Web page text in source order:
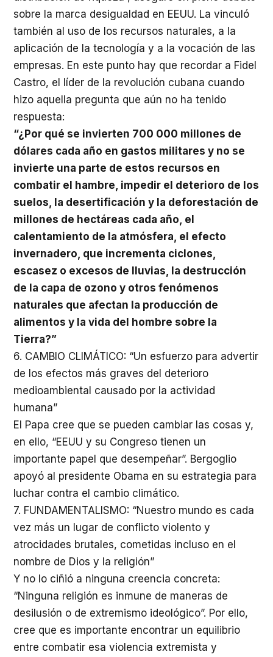
sobre la marca desigualdad en EEUU. La vinculó
también al uso de los recursos naturales, a la
aplicación de la tecnología y a la vocación de las
empresas. En este punto hay que recordar a Fidel
Castro, el líder de la revolución cubana cuando
hizo aquella pregunta que aún no ha tenido
respuesta:
“¿Por qué se invierten 700 000 millones de
dólares cada año en gastos militares y no se
invierte una parte de estos recursos en
combatir el hambre, impedir el deterioro de los
suelos, la desertificación y la deforestación de
millones de hectáreas cada año, el
calentamiento de la atmósfera, el efecto
invernadero, que incrementa ciclones,
escasez o excesos de lluvias, la destrucción
de la capa de ozono y otros fenómenos
naturales que afectan la producción de
alimentos y la vida del hombre sobre la
Tierra?”
6. CAMBIO CLIMÁTICO: “Un esfuerzo para advertir
de los efectos más graves del deterioro
medioambiental causado por la actividad
humana”
El Papa cree que se pueden cambiar las cosas y,
en ello, “EEUU y su Congreso tienen un
importante papel que desempeñar”. Bergoglio
apoyó al presidente Obama en su estrategia para
luchar contra el cambio climático.
7. FUNDAMENTALISMO: “Nuestro mundo es cada
vez más un lugar de conflicto violento y
atrocidades brutales, cometidas incluso en el
nombre de Dios y la religión”
Y no lo ciñió a ninguna creencia concreta:
“Ninguna religión es inmune de maneras de
desilusión o de extremismo ideológico”. Por ello,
cree que es importante encontrar un equilibrio
entre combatir esa violencia extremista y